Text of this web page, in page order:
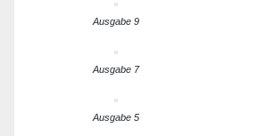
Ausgabe 9
Ausgabe 7
Ausgabe 5